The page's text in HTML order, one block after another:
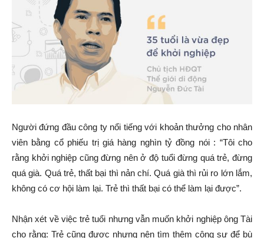
Người đứng đầu công ty nổi tiếng với khoản thưởng cho nhân
viên bằng cổ phiếu trị giá hàng nghìn tỷ đồng nói : “Tôi cho
rằng khởi nghiệp cũng đừng nên ở độ tuổi đừng quá trẻ, đừng
quá già. Quá trẻ, thất bại thì nản chí. Quá già thì rủi ro lớn lắm,
không có cơ hội làm lại. Trẻ thì thất bại có thể làm lại được”.
Nhận xét về việc trẻ tuổi nhưng vẫn muốn khởi nghiệp ông Tài
cho rằng: Trẻ cũng được nhưng nên tìm thêm cộng sự để bù